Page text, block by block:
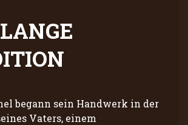
begann sein Handwerk in der
Vaters, einem